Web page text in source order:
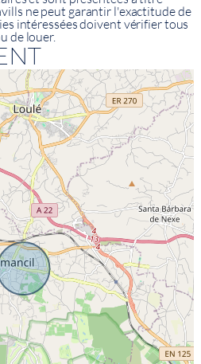
ne peut garantir l'exactitude de
intéressées doivent vérifier tous
de louer.